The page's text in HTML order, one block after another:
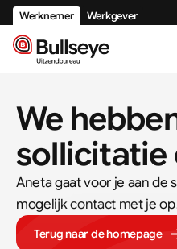
We
sollicitatie
Aneta gaat voor je aan de
mogelijk contact met je
Terug naar de homepage
Werknemer Werkgever